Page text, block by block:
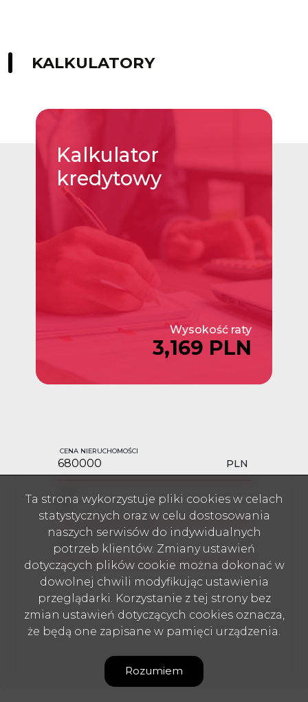
KALKULATORY
Kalkulator
kredytowy
Wysokość raty
3,169 PLN
CENA NIERUCHOMOŚCI
PLN
OPROCENTOWANIE ROCZNE
%
Ta strona wykorzystuje pliki cookies w celach
statystycznych oraz w celu dostosowania
naszych serwisów do indywidualnych
potrzeb klientów. Zmiany ustawień
dotyczących plików cookie można dokonać w
dowolnej chwili modyfikując ustawienia
przeglądarki. Korzystanie z tej strony bez
zmian ustawień dotyczących cookies oznacza,
że będą one zapisane w pamięci urządzenia.
Rozumiem